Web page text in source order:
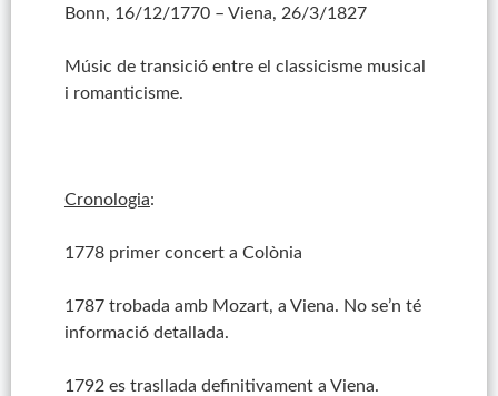
Bonn, 16/12/1770 – Viena, 26/3/1827
Músic de transició entre el classicisme musical
i romanticisme.
Cronologia:
1778 primer concert a Colònia
1787 trobada amb Mozart, a Viena. No se’n té
informació detallada.
1792 es trasllada definitivament a Viena.